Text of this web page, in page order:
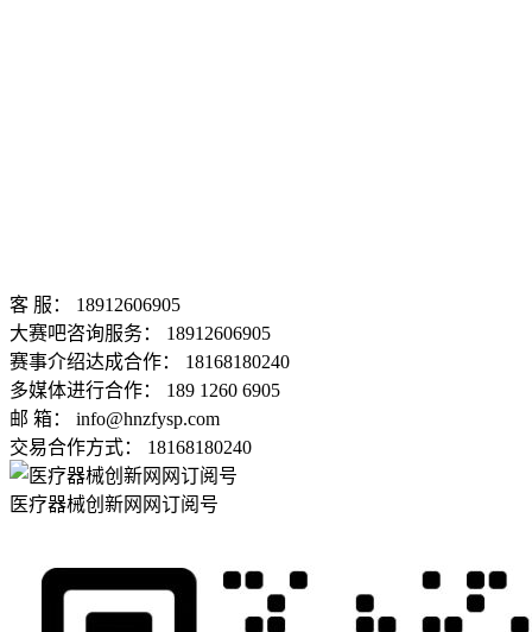
客 服： 18912606905
大赛吧咨询服务： 18912606905
赛事介绍达成合作： 18168180240
多媒体进行合作： 189 1260 6905
邮 箱： info@hnzfysp.com
交易合作方式： 18168180240
医疗器械创新网网订阅号